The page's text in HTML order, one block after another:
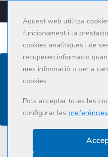
Aquest web utilitza
funcionament i la
cookies analítiques i de
recuperen informació
mes informació o per a
cookies.
Pots acceptar totes les
configurar les preferències
Actualitat